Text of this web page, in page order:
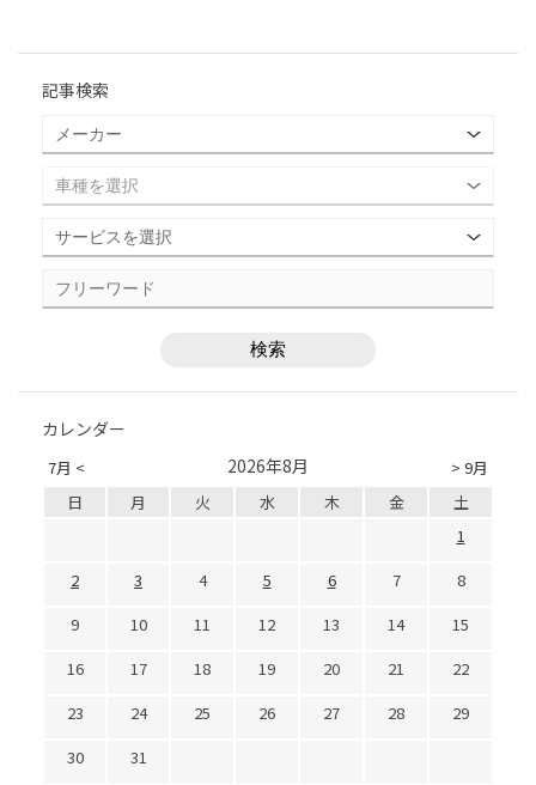
記事検索
カレンダー
7月 < > 9月
2026年8月
日 月 火 水 木 金
土
1
2
3 4 5 6 7
8
9
10 11 12 13 14
15
16
17 18 19 20 21
22
23
24 25 26 27 28
29
30
31